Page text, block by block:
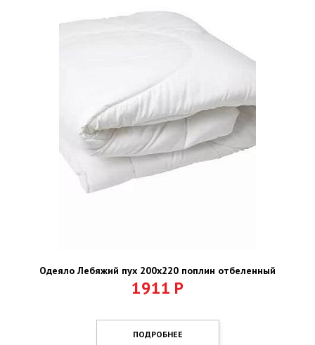
Одеяло Лебяжий пух 200х220 поплин отбеленный
1911 Р
ПОДРОБНЕЕ